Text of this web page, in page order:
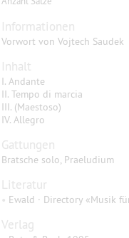
Informationen
Vorwort von Vojtech Saudek
Inhalt
I. Andante
II. Tempo di marcia
III. (Maestoso)
IV. Allegro
Gattungen
Bratsche solo, Praeludium
Literatur
• Ewald · Directory «Musik
Verlag